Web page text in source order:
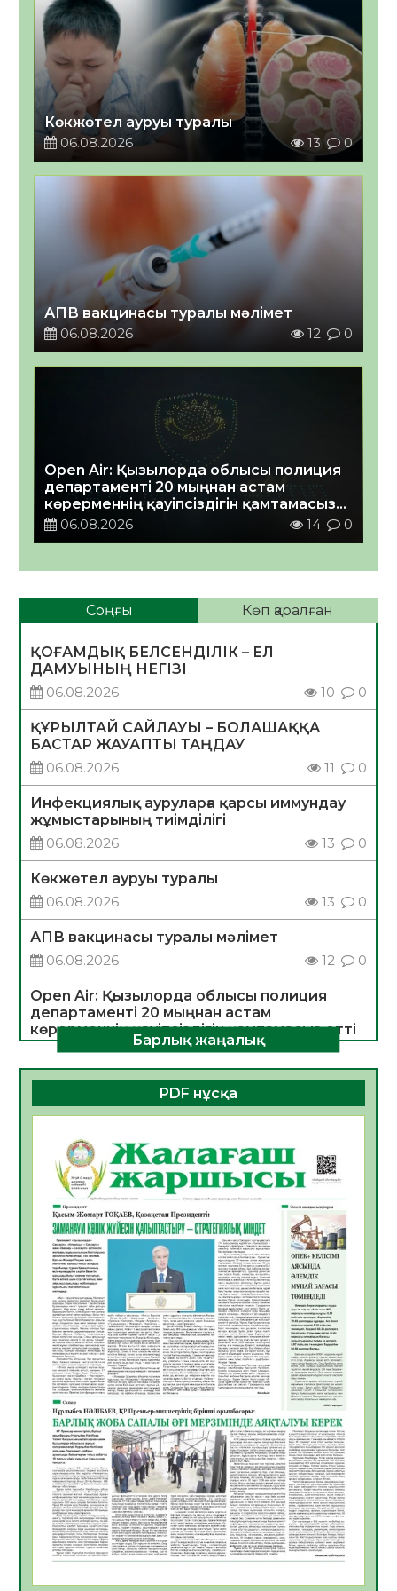
Көкжөтел ауруы туралы
06.08.2026
13 0
АПВ вакцинасы туралы мәлімет
06.08.2026
12 0
Open Air: Қызылорда облысы полиция
департаменті 20 мыңнан астам
көрерменнің қауіпсіздігін қамтамасыз
етті06.08.2026 14 0
Соңғы Көп қаралған
ҚОҒАМДЫҚ БЕЛСЕНДІЛІК – ЕЛ
ДАМУЫНЫҢ НЕГІЗІ
06.08.2026
10 0
ҚҰРЫЛТАЙ САЙЛАУЫ – БОЛАШАҚҚА
БАСТАР ЖАУАПТЫ ТАҢДАУ
06.08.2026
11 0
Инфекциялық ауруларға қарсы иммундау
жұмыстарының тиімділігі
06.08.2026
13 0
Көкжөтел ауруы туралы
06.08.2026
13 0
АПВ вакцинасы туралы мәлімет
06.08.2026
12 0
Open Air: Қызылорда облысы полиция
департаменті 20 мыңнан астам
көрерменнің қауіпсіздігін қамтамасыз етті
06.08.2026
14
ҚЫЗЫЛОРДАДА «САНАЛЫ ҰРПАҚ –
ЖАРҚЫН БОЛАШАҚ» АТТЫ КЕҢЕЙТІЛГЕН
МӘЖІЛІС ӨТТІ
05.08.2026
Қазақстан Орталық Азиядағы көшуге ең
қолайлы ел атанды
05.08.2026
29
Өрт қауіпсіздігі талаптарын сақтау – әр
азаматтың міндеті
05.08.2026
29
Руслан Рүстемұлы облыс әкімінің
кеңесшісі болып тағайындалды
05.08.2026
25
Цифрландыру саласын дамыту аясында
салынатын жаңа орталықтың жобасы
талқыланды
05.08.2026
24
Алғашқы цифрлық жасанды интеллект
құралдарының таныстырылымы өтті
05.08.2026
25
Барлық жаңалық
PDF нұсқа